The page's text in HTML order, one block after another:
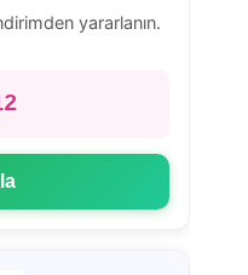
yararlanın.